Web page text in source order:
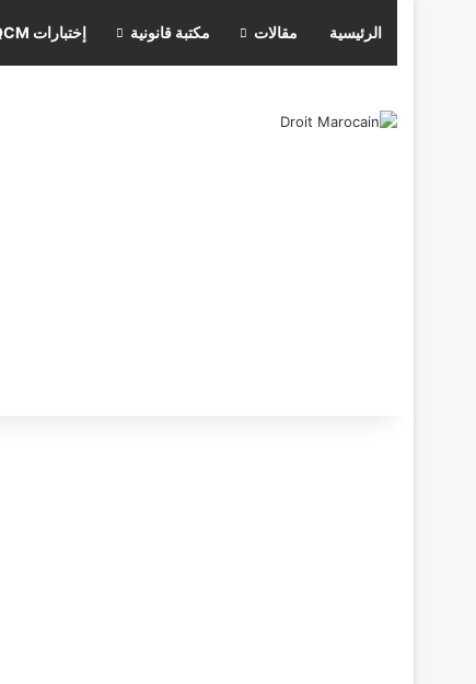
الرئيسية مقالات مكتبة قانونية إختبارات QCM